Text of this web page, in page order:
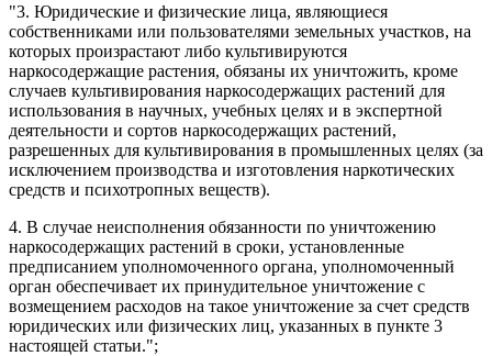
"3. Юридические и физические лица, являющиеся
собственниками или пользователями земельных участков, на
которых произрастают либо культивируются
наркосодержащие растения, обязаны их уничтожить, кроме
случаев культивирования наркосодержащих растений для
использования в научных, учебных целях и в экспертной
деятельности и сортов наркосодержащих растений,
разрешенных для культивирования в промышленных целях (за
исключением производства и изготовления наркотических
средств и психотропных веществ).
4. В случае неисполнения обязанности по уничтожению
наркосодержащих растений в сроки, установленные
предписанием уполномоченного органа, уполномоченный
орган обеспечивает их принудительное уничтожение с
возмещением расходов на такое уничтожение за счет средств
юридических или физических лиц, указанных в пункте 3
настоящей статьи.";